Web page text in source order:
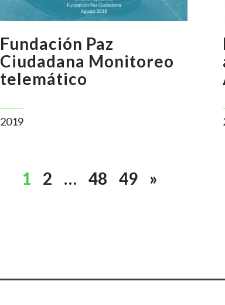
Fundación Paz
Ciudadana Monitoreo
telemático
2019
1 2 … 48 49 »